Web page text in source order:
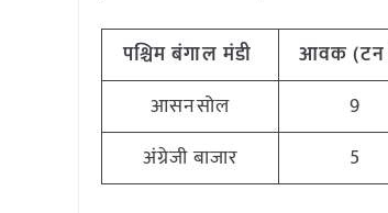
पश्चिमबंगाल मंडी आवक (टन
आसनसोल
9
अंग्रेजी बाजार
5